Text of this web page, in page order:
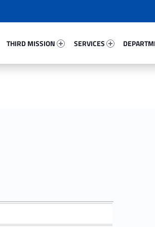
THIRD MISSION
SERVICES